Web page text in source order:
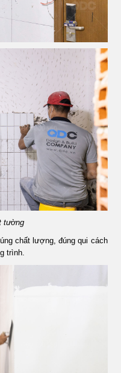
tường
chất lượng, đúng qui cách
trình.